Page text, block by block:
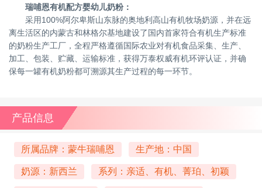
瑞哺恩有机配方婴幼儿奶粉：
采用100%阿尔卑斯山东脉的奥地利高山有机牧场奶源，并在远
离生活区的内蒙古和林格尔基地建设了国内首家符合有机生产标准
的奶粉生产工厂，全程严格遵循国际农业对有机食品采集、生产、
加工、包装、贮藏、运输标准，获得万泰权威有机环评认证，并确
保每一罐有机奶粉都可溯源其生产过程的每一环节。
产品信息
所属品牌：蒙牛瑞哺恩 生产地：中国
奶源：新西兰 系列：亲适、有机、菁珀、初颖